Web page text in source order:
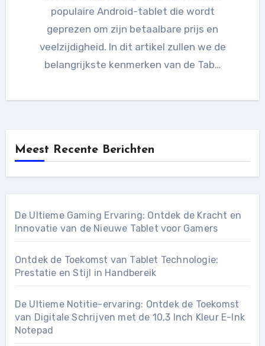
populaire Android-tablet die wordt
geprezen om zijn betaalbare prijs en
veelzijdigheid. In dit artikel zullen we de
belangrijkste kenmerken van de Tab…
Meest Recente Berichten
De Ultieme Gaming Ervaring: Ontdek de Kracht en
Innovatie van de Nieuwe Tablet voor Gamers
Ontdek de Toekomst van Tablet Technologie:
Prestatie en Stijl in Handbereik
De Ultieme Notitie-ervaring: Ontdek de Toekomst
van Digitale Schrijven met de 10,3 Inch Kleur E-Ink
Notepad